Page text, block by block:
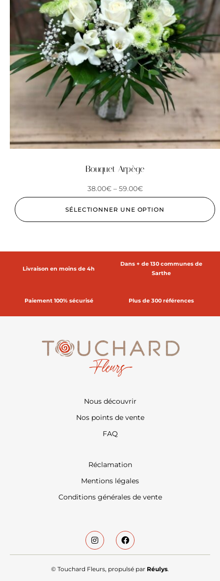
Bouquet Arpège
38.00€– 59.00€
SÉLECTIONNER UNE OPTION
Livraison en moins de 4h
Dans + de 130 communes de
Sarthe
Paiement 100% sécurisé Plus de 300 références
Nous découvrir
Nos points de vente
FAQ
Réclamation
Mentions légales
Conditions générales de vente
© Touchard Fleurs, propulsé par Réulys.